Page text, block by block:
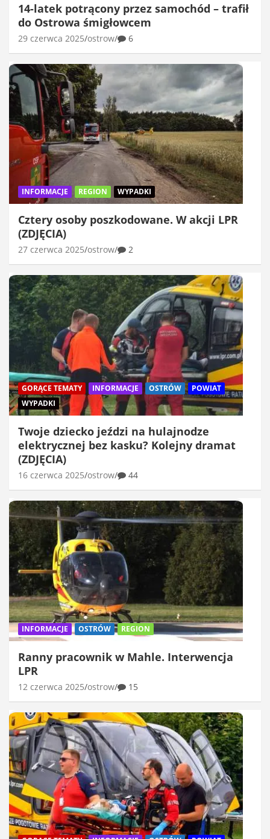
14-latek potrącony przez samochód – trafił
do Ostrowa śmigłowcem
29 czerwca 2025 ostrow 6
INFORMACJE REGION WYPADKI
Cztery osoby poszkodowane. W akcji LPR
(ZDJĘCIA)
27 czerwca 2025 ostrow 2
GORĄCE TEMATY INFORMACJE OSTRÓW
POWIAT
WYPADKI
Twoje dziecko jeździ na hulajnodze
elektrycznej bez kasku? Kolejny dramat
(ZDJĘCIA)
16 czerwca 2025 ostrow 44
INFORMACJE OSTRÓW REGION
Ranny pracownik w Mahle. Interwencja
LPR
12 czerwca 2025 ostrow 15